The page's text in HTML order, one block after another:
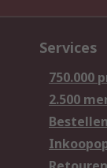
Services
750.000
2.500
Bestellen